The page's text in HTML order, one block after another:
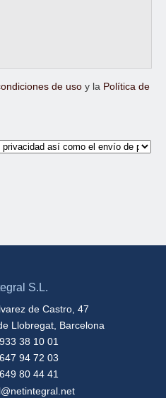
de uso y la Política de
S.L.
de Castro, 47
Llobregat, Barcelona
38 10 01
94 72 03
80 44 41